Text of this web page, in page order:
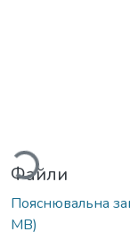
Файли
Пояснювальна
MB)